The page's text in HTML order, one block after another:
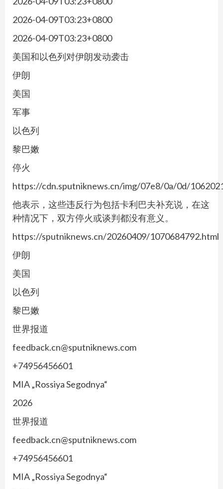
2026-04-09T03:23+0800
2026-04-09T03:23+0800
美国和以色列对伊朗发动袭击
伊朗
美国
军事
以色列
黎巴嫩
停火
https://cdn.sputniknews.cn/img/07e8/0a/0d/
他表示，这些违反行为包括卡利巴夫补充说，在这
种情况下，双方停火或谈判都没有意义。
https://sputniknews.cn/20260409/1070684792.html
伊朗
美国
以色列
黎巴嫩
世界报道
feedback.cn@sputniknews.com
+74956456601
MIA „Rossiya Segodnya“
2026
世界报道
feedback.cn@sputniknews.com
+74956456601
MIA „Rossiya Segodnya“